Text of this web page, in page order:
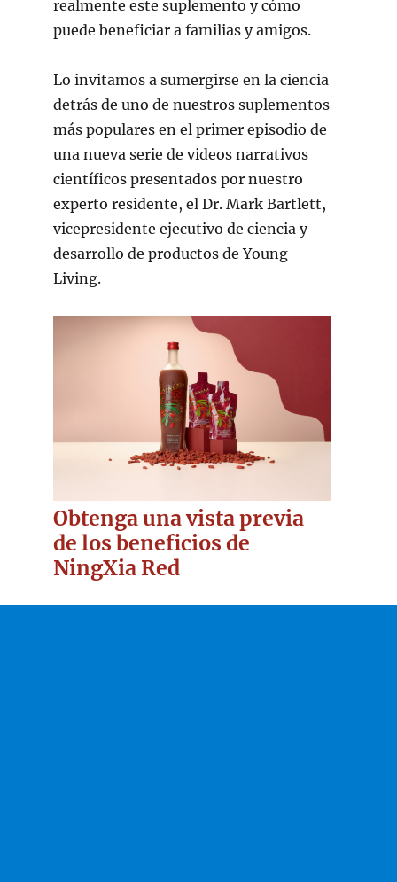
realmente este suplemento y cómo
puede beneficiar a familias y amigos.
Lo invitamos a sumergirse en la ciencia
detrás de uno de nuestros suplementos
más populares en el primer episodio de
una nueva serie de videos narrativos
científicos presentados por nuestro
experto residente, el Dr. Mark Bartlett,
vicepresidente ejecutivo de ciencia y
desarrollo de productos de Young
Living.
Obtenga una vista previa
de los beneficios de
NingXia Red